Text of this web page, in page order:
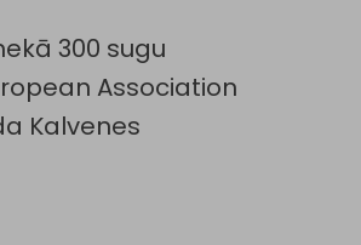
300 sugu
Association
Kalvenes